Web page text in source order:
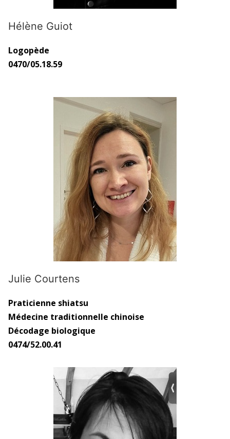
Hélène Guiot
Logopède
0470/05.18.59
Julie Courtens
Praticienne shiatsu
Médecine traditionnelle chinoise
Décodage biologique
0474/52.00.41